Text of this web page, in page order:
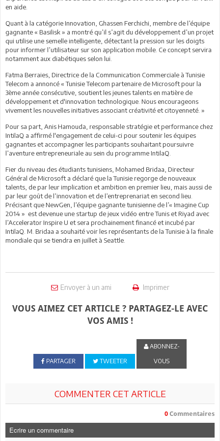
en aide.
Quant à la catégorie Innovation, Ghassen Ferchichi, membre de l’équipe
gagnante « Basilisk » a montré qu’il s’agit du développement d’un projet
qui utilise une semelle intelligente, détectant la pression sur les doigts
pour informer l’utilisateur sur son application mobile. Ce concept servira
notamment aux diabétiques selon lui.
Fatma Berraies, Directrice de la Communication Commerciale à Tunisie
Telecom a annoncé « Tunisie Telecom partenaire de Microsoft pour la
3ème année consécutive, soutient les jeunes talents en matière de
développement et d'innovation technologique. Nous encourageons
vivement les nouvelles initiatives associant créativité et citoyenneté. »
Pour sa part, Anis Hamouda, responsable stratégie et performance chez
IntilaQ a affirmé l'engagement de celui-ci pour soutenir les équipes
gagnantes et accompagner les participants souhaitant poursuivre
l’aventure entrepreneuriale au sein du programme IntilaQ.
Fier du niveau des étudiants tunisiens, Mohamed Bridaa, Directeur
Général de Microsoft a déclaré que la Tunisie regorge de nouveaux
talents, de par leur implication et ambition en premier lieu, mais aussi de
par leur goût de l’innovation et de l’entreprenariat en second lieu.
Précisant que NewGen, l’équipe gagnante tunisienne de l’« Imagine Cup
2014 » est devenue une startup de jeux vidéo entre Tunis et Riyad avec
l’Accelerator Inspire U et sera prochainement financé et incubé par
IntilaQ. M. Bridaa a souhaité voir les représentants de la Tunisie à la finale
mondiale qui se tiendra en juillet à Seattle.
Envoyer à un ami Imprimer
VOUS AIMEZ CET ARTICLE ? PARTAGEZ-LE AVEC
VOS AMIS !
PARTAGER TWEETER
ABONNEZ-
VOUS
COMMENTER CET ARTICLE
0 Commentaires
Ecrire un commentaire